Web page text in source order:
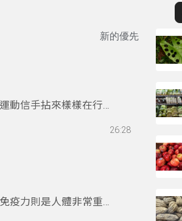
新的優先
動信手拈來樣樣在行，
26:28
疫力則是人體非常重要